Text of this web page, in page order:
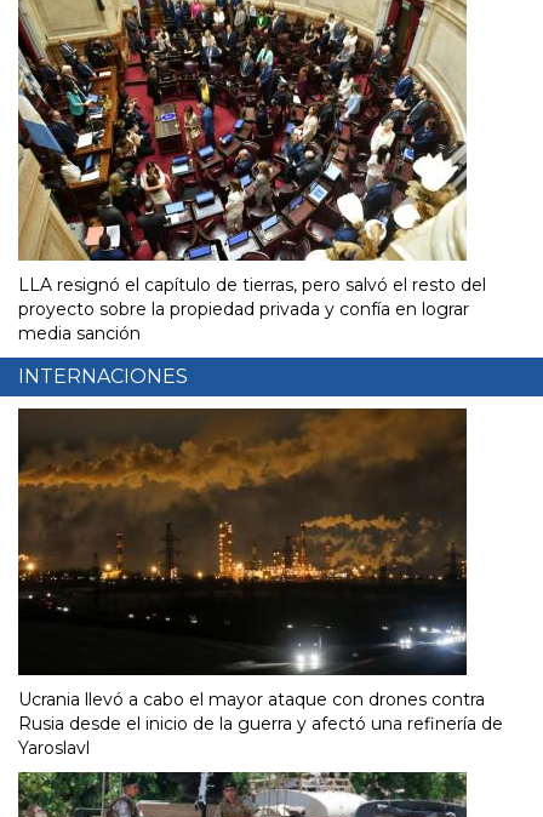
LLA resignó el capítulo de tierras, pero salvó el resto del
proyecto sobre la propiedad privada y confía en lograr
media sanción
INTERNACIONES
Ucrania llevó a cabo el mayor ataque con drones contra
Rusia desde el inicio de la guerra y afectó una refinería de
Yaroslavl